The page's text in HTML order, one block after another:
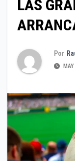
LAS
Por